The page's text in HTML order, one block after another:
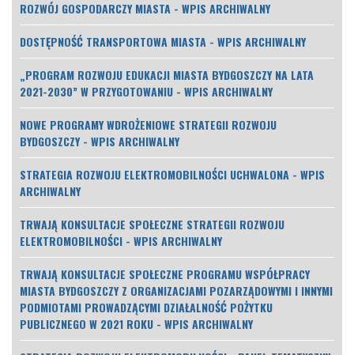
ROZWÓJ GOSPODARCZY MIASTA - WPIS ARCHIWALNY
DOSTĘPNOŚĆ TRANSPORTOWA MIASTA - WPIS ARCHIWALNY
„PROGRAM ROZWOJU EDUKACJI MIASTA BYDGOSZCZY NA LATA
2021-2030” W PRZYGOTOWANIU - WPIS ARCHIWALNY
NOWE PROGRAMY WDROŻENIOWE STRATEGII ROZWOJU
BYDGOSZCZY - WPIS ARCHIWALNY
STRATEGIA ROZWOJU ELEKTROMOBILNOŚCI UCHWALONA - WPIS
ARCHIWALNY
TRWAJĄ KONSULTACJE SPOŁECZNE STRATEGII ROZWOJU
ELEKTROMOBILNOŚCI - WPIS ARCHIWALNY
TRWAJĄ KONSULTACJE SPOŁECZNE PROGRAMU WSPÓŁPRACY
MIASTA BYDGOSZCZY Z ORGANIZACJAMI POZARZĄDOWYMI I INNYMI
PODMIOTAMI PROWADZĄCYMI DZIAŁALNOŚĆ POŻYTKU
PUBLICZNEGO W 2021 ROKU - WPIS ARCHIWALNY